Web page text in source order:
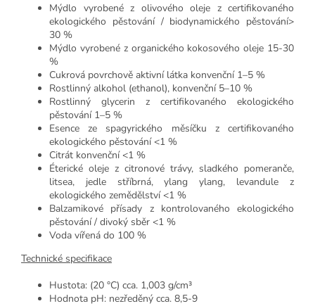
Mýdlo vyrobené z olivového oleje z certifikovaného
ekologického pěstování / biodynamického pěstování>
30 %
Mýdlo vyrobené z organického kokosového oleje 15-30
%
Cukrová povrchově aktivní látka konvenční 1–5 %
Rostlinný alkohol (ethanol), konvenční 5–10 %
Rostlinný glycerin z certifikovaného ekologického
pěstování 1–5 %
Esence ze spagyrického měsíčku z certifikovaného
ekologického pěstování <1 %
Citrát konvenční <1 %
Éterické oleje z citronové trávy, sladkého pomeranče,
litsea, jedle stříbrná, ylang ylang, levandule z
ekologického zemědělství <1 %
Balzamikové přísady z kontrolovaného ekologického
pěstování / divoký sběr <1 %
Voda vířená do 100 %
Technické specifikace
Hustota: (20 °C) cca. 1,003 g/cm³
Hodnota pH: nezředěný cca. 8,5-9